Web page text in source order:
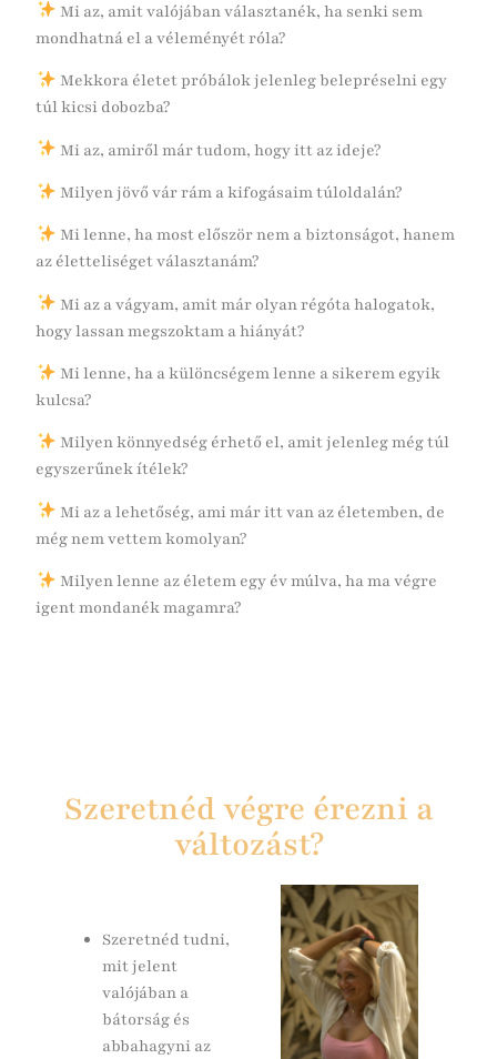
Mi az, amit valójában választanék, ha senki sem
mondhatná el a véleményét róla?
Mekkora életet próbálok jelenleg belepréselni egy
túl kicsi dobozba?
Mi az, amiről már tudom, hogy itt az ideje?
Milyen jövő vár rám a kifogásaim túloldalán?
Mi lenne, ha most először nem a biztonságot, hanem
az életteliséget választanám?
Mi az a vágyam, amit már olyan régóta halogatok,
hogy lassan megszoktam a hiányát?
Mi lenne, ha a különcségem lenne a sikerem egyik
kulcsa?
Milyen könnyedség érhető el, amit jelenleg még túl
egyszerűnek ítélek?
Mi az a lehetőség, ami már itt van az életemben, de
még nem vettem komolyan?
Milyen lenne az életem egy év múlva, ha ma végre
igent mondanék magamra?
Szeretnéd végre érezni a
változást?
Szeretnéd tudni,
mit jelent
valójában a
bátorság és
abbahagyni az